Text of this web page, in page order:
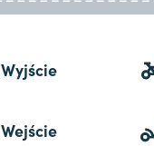
Wyjście
Wejście